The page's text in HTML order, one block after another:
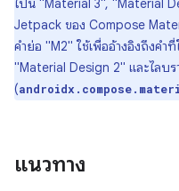
ไปนี้ "Material 3", "Material
Jetpack ของ Compose
คำย่อ "M2" ใช้เพื่ออ้างอิงถึงคำ
"Material Design 2" และไลบ
(
แนวทาง